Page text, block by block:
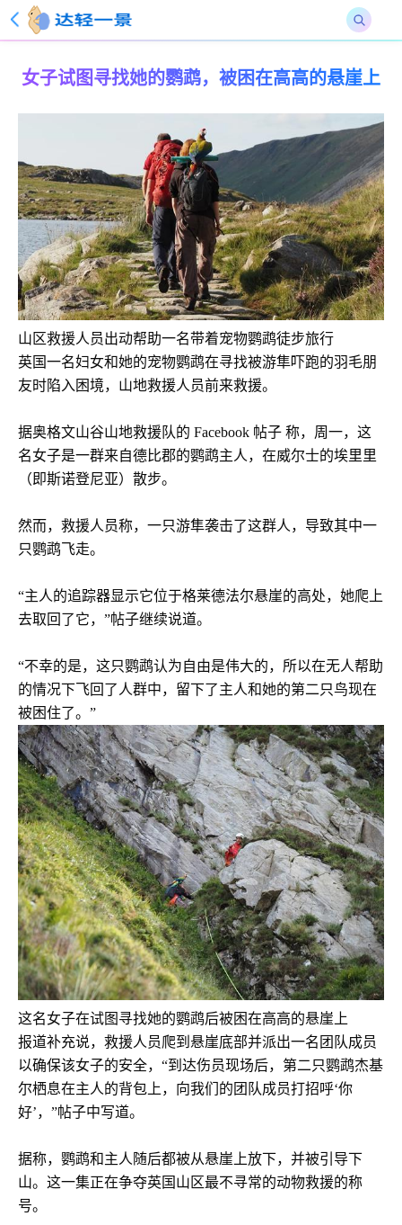
女子试图寻找她的鹦鹉，被困在高高的悬崖上
山区救援人员出动帮助一名带着宠物鹦鹉徒步旅行
英国一名妇女和她的宠物鹦鹉在寻找被游隼吓跑的羽毛朋
友时陷入困境，山地救援人员前来救援。
据奥格文山谷山地救援队的 Facebook 帖子 称，周一，这
名女子是一群来自德比郡的鹦鹉主人，在威尔士的埃里里
（即斯诺登尼亚）散步。
然而，救援人员称，一只游隼袭击了这群人，导致其中一
只鹦鹉飞走。
“主人的追踪器显示它位于格莱德法尔悬崖的高处，她爬上
去取回了它，”帖子继续说道。
“不幸的是，这只鹦鹉认为自由是伟大的，所以在无人帮助
的情况下飞回了人群中，留下了主人和她的第二只鸟现在
被困住了。”
这名女子在试图寻找她的鹦鹉后被困在高高的悬崖上
报道补充说，救援人员爬到悬崖底部并派出一名团队成员
以确保该女子的安全，“到达伤员现场后，第二只鹦鹉杰基
尔栖息在主人的背包上，向我们的团队成员打招呼‘你
好’，”帖子中写道。
据称，鹦鹉和主人随后都被从悬崖上放下，并被引导下
山。这一集正在争夺英国山区最不寻常的动物救援的称
号。